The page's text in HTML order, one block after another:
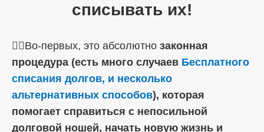
списывать их!
☝🏼Во-первых, это абсолютно законная
процедура (есть много случаев Бесплатного
списания долгов, и несколько
альтернативных способов), которая
помогает справиться с непосильной
долговой ношей, начать новую жизнь и